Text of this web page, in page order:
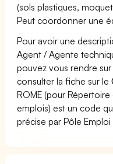
(sols plastiques,
Peut coordonner une
Pour avoir une
Agent / Agente
pouvez vous rendre
consulter la fiche sur le
ROME (pour
emplois) est un code
précise par Pôle Emploi